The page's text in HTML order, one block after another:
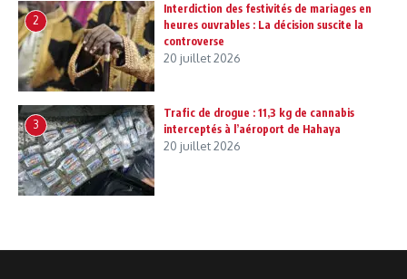
2
Interdiction des festivités de mariages en
heures ouvrables : La décision suscite la
controverse
20 juillet 2026
3
Trafic de drogue : 11,3 kg de cannabis
interceptés à l’aéroport de Hahaya
20 juillet 2026